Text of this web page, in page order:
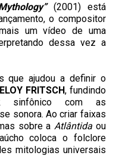
(2001) está
o compositor
um vídeo de uma
dessa vez a
que ajudou a definir o
ELOY FRITSCH, fundindo
sinfônico com as
sonora. Ao criar faixas
sobre aAtlântida ou
coloca o folclore
mitologias universais